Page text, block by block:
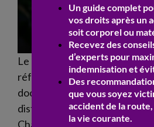
Le de l’indemnisation
référentiels comme la
document classe les
distincts pour garantir une
Chaque poste fait l’objet d’une